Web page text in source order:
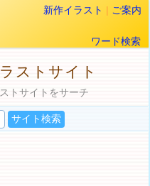
新作イラスト | ご案内
ワード検索
ストサイト
トサイトをサーチ